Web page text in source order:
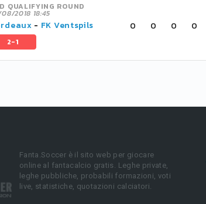
QUALIFYING ROUND
2018 18:45
- FK Ventspils
2-1
0 0 0 0
Fanta.Soccer è il sito web per giocare
online al fantacalcio gratis. Leghe private,
leghe pubbliche, probabili formazioni, voti
live, statistiche, quotazioni calciatori.